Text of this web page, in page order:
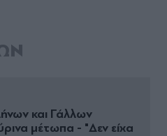
και Γάλλων
μέτωπα - "Δεν είχα